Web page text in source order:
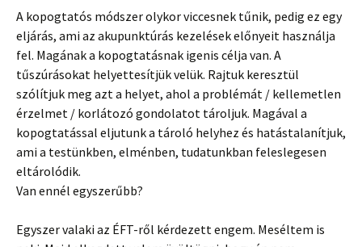
A kopogtatós módszer olykor viccesnek tűnik, pedig ez egy
eljárás, ami az akupunktúrás kezelések előnyeit használja
fel. Magának a kopogtatásnak igenis célja van. A
tűszúrásokat helyettesítjük velük. Rajtuk keresztül
szólítjuk meg azt a helyet, ahol a problémát / kellemetlen
érzelmet / korlátozó gondolatot tároljuk. Magával a
kopogtatással eljutunk a tároló helyhez és hatástalanítjuk,
ami a testünkben, elménben, tudatunkban feleslegesen
eltárolódik.
Van ennél egyszerűbb?
Egyszer valaki az ÉFT-ről kérdezett engem. Meséltem is